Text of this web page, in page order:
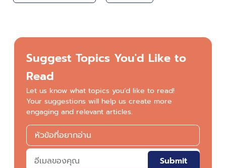
Suggest Topics You'd Like to
Read
Let us know what topics you’d like to read!
Your suggestions will help us create more
engaging and relevant articles.
Submit